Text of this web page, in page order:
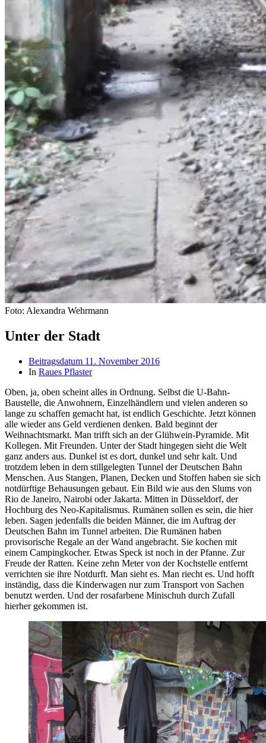
Foto: Alexandra Wehrmann
Unter der Stadt
Beitragsdatum 11. November 2016
In Raues Pflaster
Oben, ja, oben scheint alles in Ordnung. Selbst die U-Bahn-
Baustelle, die Anwohnern, Einzelhändlern und vielen anderen so
lange zu schaffen gemacht hat, ist endlich Geschichte. Jetzt können
alle wieder ans Geld verdienen denken. Bald beginnt der
Weihnachtsmarkt. Man trifft sich an der Glühwein-Pyramide. Mit
Kollegen. Mit Freunden. Unter der Stadt hingegen sieht die Welt
ganz anders aus. Dunkel ist es dort, dunkel und sehr kalt. Und
trotzdem leben in dem stillgelegten Tunnel der Deutschen Bahn
Menschen. Aus Stangen, Planen, Decken und Stoffen haben sie sich
notdürftige Behausungen gebaut. Ein Bild wie aus den Slums von
Rio de Janeiro, Nairobi oder Jakarta. Mitten in Düsseldorf, der
Hochburg des Neo-Kapitalismus. Rumänen sollen es sein, die hier
leben. Sagen jedenfalls die beiden Männer, die im Auftrag der
Deutschen Bahn im Tunnel arbeiten. Die Rumänen haben
provisorische Regale an der Wand angebracht. Sie kochen mit
einem Campingkocher. Etwas Speck ist noch in der Pfanne. Zur
Freude der Ratten. Keine zehn Meter von der Kochstelle entfernt
verrichten sie ihre Notdurft. Man sieht es. Man riecht es. Und hofft
inständig, dass die Kinderwagen nur zum Transport von Sachen
benutzt werden. Und der rosafarbene Minischuh durch Zufall
hierher gekommen ist.